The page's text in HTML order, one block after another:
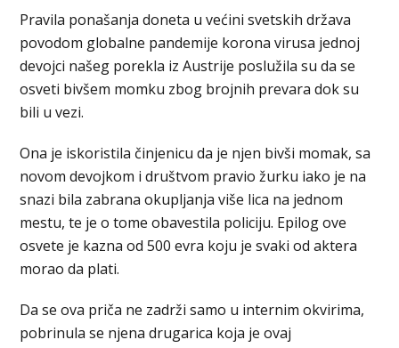
Pravila ponašanja doneta u većini svetskih država
povodom globalne pandemije korona virusa jednoj
devojci našeg porekla iz Austrije poslužila su da se
osveti bivšem momku zbog brojnih prevara dok su
bili u vezi.
Ona je iskoristila činjenicu da je njen bivši momak, sa
novom devojkom i društvom pravio žurku iako je na
snazi bila zabrana okupljanja više lica na jednom
mestu, te je o tome obavestila policiju. Epilog ove
osvete je kazna od 500 evra koju je svaki od aktera
morao da plati.
Da se ova priča ne zadrži samo u internim okvirima,
pobrinula se njena drugarica koja je ovaj